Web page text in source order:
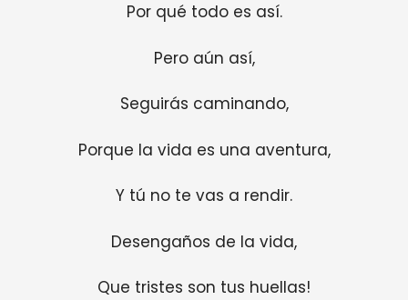
Por qué todo es así.
Pero aún así,
Seguirás caminando,
Porque la vida es una aventura,
Y tú no te vas a rendir.
Desengaños de la vida,
Que tristes son tus huellas!